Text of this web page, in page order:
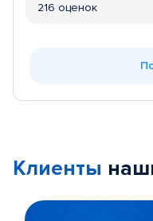
216 оценок
Клиенты